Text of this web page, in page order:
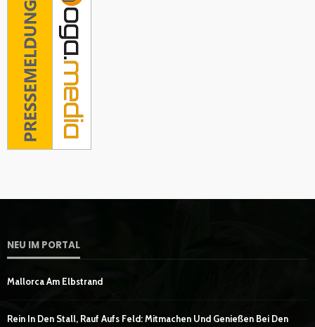
NEU IM PORTAL
Mallorca Am Elbstrand
Rein In Den Stall, Rauf Aufs Feld: Mitmachen Und Genießen Bei Den